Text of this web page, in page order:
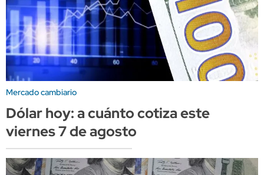
Mercado cambiario
Dólar hoy: a cuánto cotiza este
viernes 7 de agosto